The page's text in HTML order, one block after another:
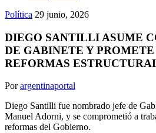
Política 29 junio, 2026
DIEGO SANTILLI ASUME
DE GABINETE Y
REFORMAS
Porargentinaportal
Diego Santilli fue nombrado jefe de
Manuel Adorni, y se comprometió a
reformas del Gobierno.